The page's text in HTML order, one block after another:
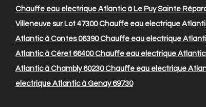
Chauffe eau electrique Atlantic à Le Puy Sainte
Villeneuve sur Lot 47300Chauffe eau electrique
Atlantic à Contes 06390Chauffe eau electrique
Atlantic à Céret 66400Chauffe eau electrique Atlantic
Atlantic à Chambly 60230Chauffe eau electrique
electrique Atlantic à Genay 69730